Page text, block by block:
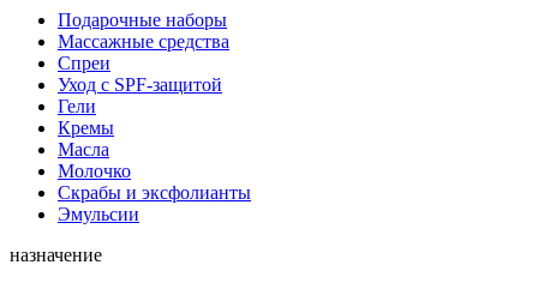
Подарочные наборы
Массажные средства
Спреи
Уход с SPF-защитой
Гели
Кремы
Масла
Молочко
Скрабы и эксфолианты
Эмульсии
назначение